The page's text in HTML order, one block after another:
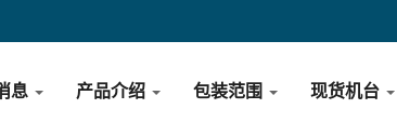
息 产品介绍 包装范围 现货机台